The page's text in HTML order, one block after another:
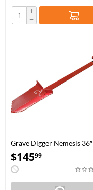
+
−
Grave Digger Nemesis 36″
Rouge Sang
$14599